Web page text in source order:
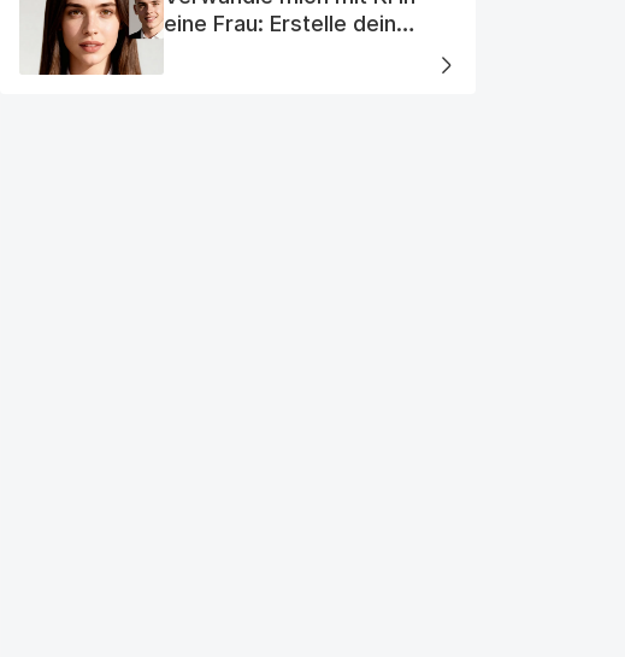
eine Frau: Erstelle dein
perfektes KI-Frauenporträt